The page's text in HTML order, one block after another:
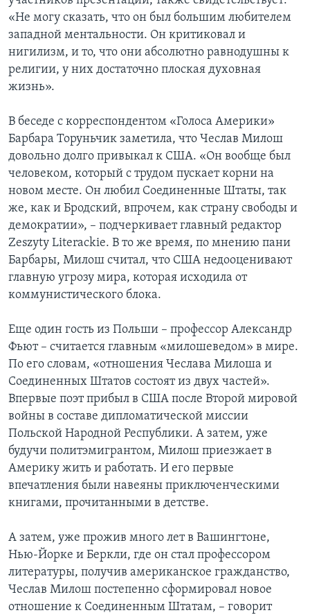
«Не могу сказать, что он был большим любителем
западной ментальности. Он критиковал и
нигилизм, и то, что они абсолютно равнодушны к
религии, у них достаточно плоская духовная
жизнь».
В беседе с корреспондентом «Голоса Америки»
Барбара Торуньчик заметила, что Чеслав Милош
довольно долго привыкал к США. «Он вообще был
человеком, который с трудом пускает корни на
новом месте. Он любил Соединенные Штаты, так
же, как и Бродский, впрочем, как страну свободы и
демократии», – подчеркивает главный редактор
Zeszyty Literackie. В то же время, по мнению пани
Барбары, Милош считал, что США недооценивают
главную угрозу мира, которая исходила от
коммунистического блока.
Еще один гость из Польши – профессор Александр
Фьют – считается главным «милошеведом» в мире.
По его словам, «отношения Чеслава Милоша и
Соединенных Штатов состоят из двух частей».
Впервые поэт прибыл в США после Второй мировой
войны в составе дипломатической миссии
Польской Народной Республики. А затем, уже
будучи политэмигрантом, Милош приезжает в
Америку жить и работать. И его первые
впечатления были навеяны приключенческими
книгами, прочитанными в детстве.
А затем, уже прожив много лет в Вашингтоне,
Нью-Йорке и Беркли, где он стал профессором
литературы, получив американское гражданство,
Чеслав Милош постепенно сформировал новое
отношение к Соединенным Штатам, – говорит